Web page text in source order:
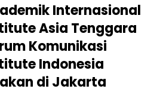
Internasional
Asia Tenggara
Komunikasi
Indonesia
di Jakarta